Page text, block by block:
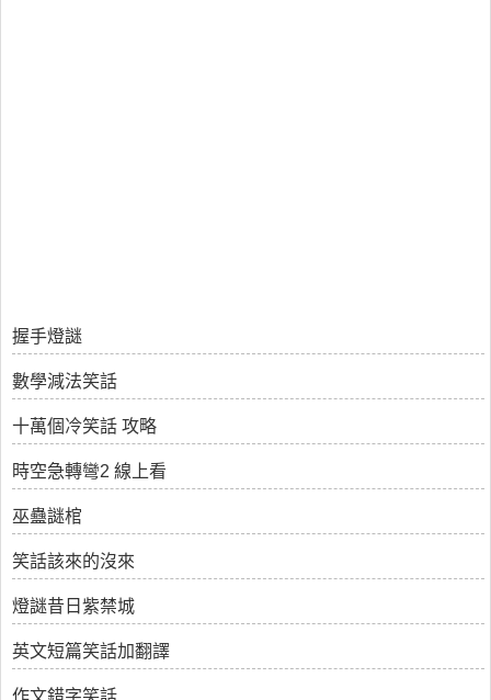
握手燈謎
數學減法笑話
十萬個冷笑話 攻略
時空急轉彎2 線上看
巫蠱謎棺
笑話該來的沒來
燈謎昔日紫禁城
英文短篇笑話加翻譯
作文錯字笑話